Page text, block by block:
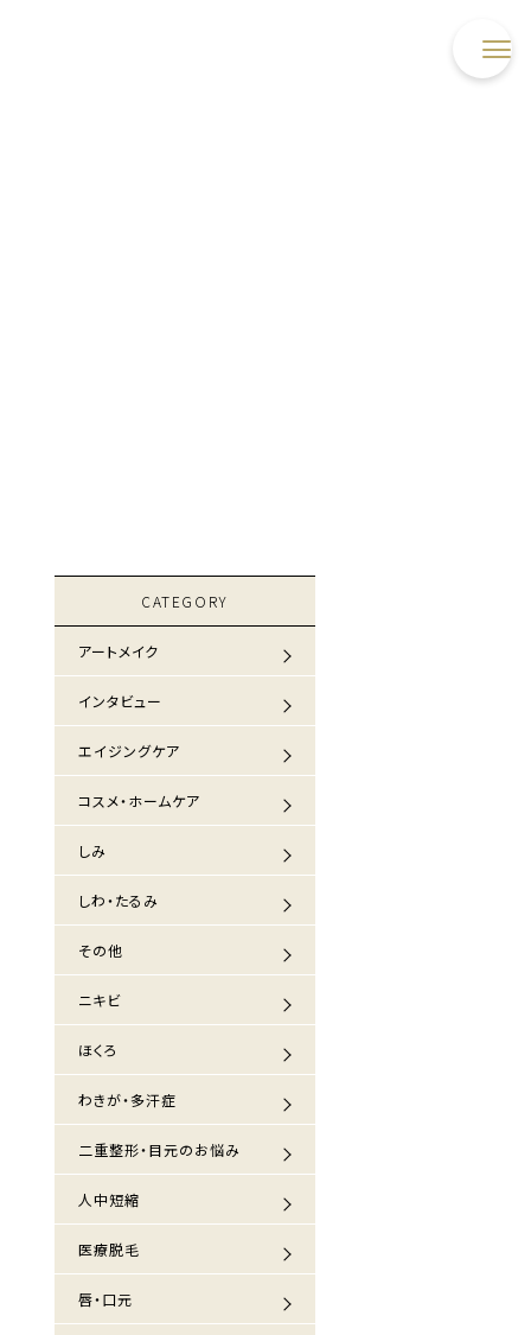
CATEGORY
アートメイク
インタビュー
エイジングケア
コスメ・ホームケア
しみ
しわ・たるみ
その他
ニキビ
ほくろ
わきが・多汗症
二重整形・目元のお悩み
人中短縮
医療脱毛
唇・口元